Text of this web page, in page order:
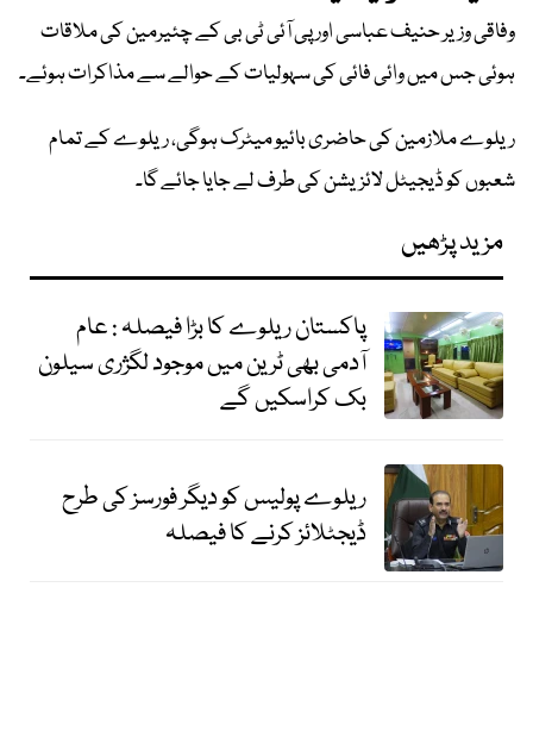
وفاقی وزیر حنیف عباسی اور پی آئی ٹی بی کے چئیرمین کی ملاقات
ہوئی جس میں وائی فائی کی سہولیات کے حوالے سے مذاکرات ہوئے۔
ریلوے ملازمین کی حاضری بائیو میٹرک ہوگی، ریلوے کے تمام
شعبوں کو ڈیجیٹل لائزیشن کی طرف لے جایا جائے گا۔
مزید پڑھیں
پاکستان ریلوے کا بڑا فیصلہ : عام
آدمی بھی ٹرین میں موجود لگژری سیلون
بک کراسکیں گے
ریلوے پولیس کو دیگر فورسز کی طرح
ڈیجٹلائز کرنے کا فیصلہ